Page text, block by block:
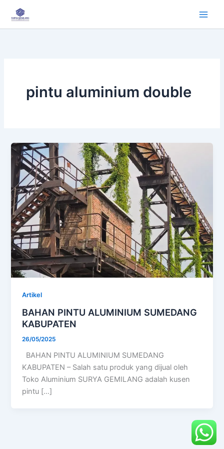
konten
pintu aluminium double
Artikel
BAHAN PINTU ALUMINIUM SUMEDANG
KABUPATEN
26/05/2025
BAHAN PINTU ALUMINIUM SUMEDANG
KABUPATEN – Salah satu produk yang dijual oleh
Toko Aluminium SURYA GEMILANG adalah kusen
pintu […]